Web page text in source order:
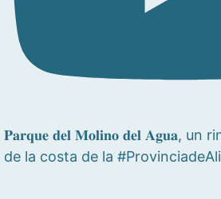
𝐏𝐚𝐫𝐪𝐮𝐞 𝐝𝐞𝐥 𝐌𝐨𝐥𝐢𝐧𝐨 𝐝𝐞𝐥 𝐀𝐠𝐮𝐚, un
de la costa de la